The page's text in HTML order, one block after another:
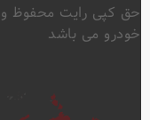
حق کپی رایت محفوظ و
خودرو می باشد